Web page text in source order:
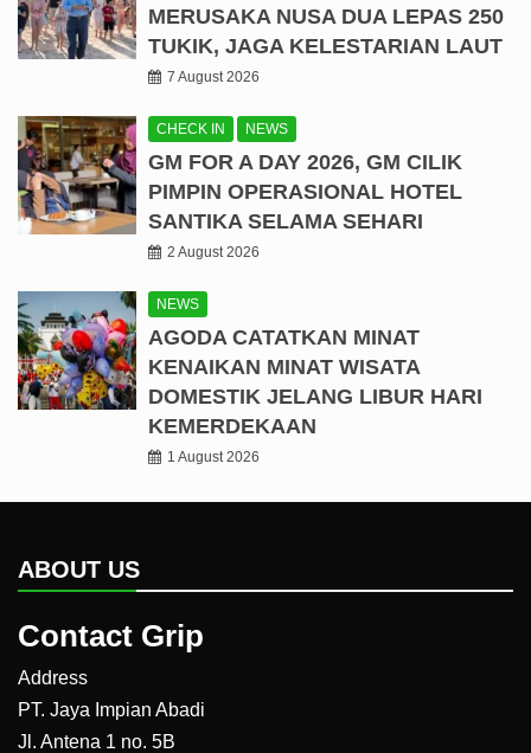
MERUSAKA NUSA DUA LEPAS 250
TUKIK, JAGA KELESTARIAN LAUT
7 August 2026
CHECK IN NEWS
GM FOR A DAY 2026, GM CILIK
PIMPIN OPERASIONAL HOTEL
SANTIKA SELAMA SEHARI
2 August 2026
NEWS
AGODA CATATKAN MINAT
KENAIKAN MINAT WISATA
DOMESTIK JELANG LIBUR HARI
KEMERDEKAAN
1 August 2026
ABOUT US
Contact Grip
Address
PT. Jaya Impian Abadi
Jl. Antena 1 no. 5B